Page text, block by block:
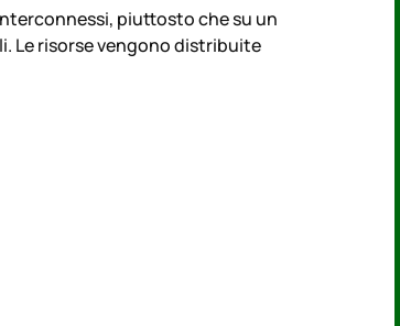
piuttosto che su un
Le risorse vengono distribuite